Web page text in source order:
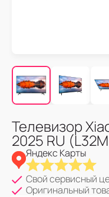
Телевизор
2025 RU
Яндекс Карты
Свой сервисный
Оригинальный